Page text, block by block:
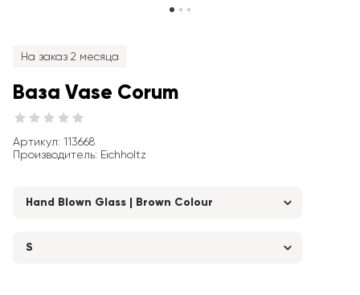
На заказ 2 месяца
Ваза Vase Corum
Артикул: 113668
Производитель: Eichholtz
Hand Blown Glass | Brown Colour
S